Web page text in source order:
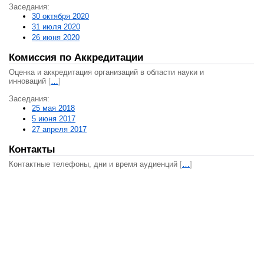
Заседания:
30 октября 2020
31 июля 2020
26 июня 2020
Комиссия по Аккредитации
Оценка и аккредитация организаций в области науки и
инноваций […]
Заседания:
25 мая 2018
5 июня 2017
27 апреля 2017
Контакты
Контактные телефоны, дни и время аудиенций […]